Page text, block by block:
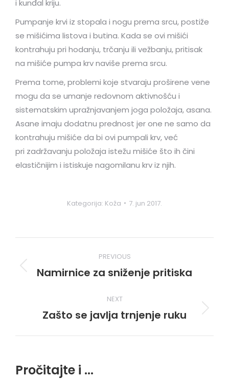
i kunđal kriju.
Pumpanje krvi iz stopala i nogu prema srcu, postiže
se mišićima listova i butina. Kada se ovi mišići
kontrahuju pri hodanju, trčanju ili vežbanju, pritisak
na mišiće pumpa krv naviše prema srcu.
Prema tome, problemi koje stvaraju proširene vene
mogu da se umanje redovnom aktivnošću i
sistematskim upražnjavanjem joga položaja, asana.
Asane imaju dodatnu prednost jer one ne samo da
kontrahuju mišiće da bi ovi pumpali krv, već
pri zadržavanju položaja istežu mišiće što ih čini
elastičnijim i istiskuje nagomilanu krv iz njih.
Kategorija: Koža 7. jun 2017.
navigation
PREVIOUS
Previous
Namirnice za sniženje pritiska
NEXT
Next
Zašto se javlja trnjenje ruku
Pročitajte i ...